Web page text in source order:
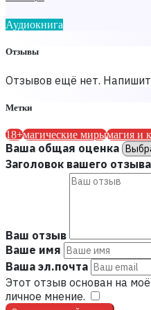
Аудиокнига
Отзывы
Отзывов ещё нет.
Метки
18+магические мирымагия и
Ваша общая оценка
Заголовок вашего отзыва
Ваш отзыв
Ваше имя
Ваша эл.почта
Этот отзыв основан на
личное мнение.